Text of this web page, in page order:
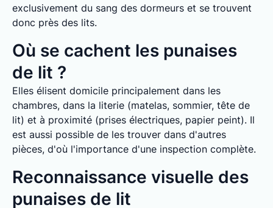
exclusivement du sang des dormeurs et se trouvent
donc près des lits.
Où se cachent les punaises
de lit ?
Elles élisent domicile principalement dans les
chambres, dans la literie (matelas, sommier, tête de
lit) et à proximité (prises électriques, papier peint). Il
est aussi possible de les trouver dans d'autres
pièces, d'où l'importance d'une inspection complète.
Reconnaissance visuelle des
punaises de lit